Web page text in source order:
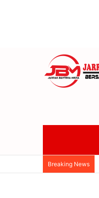
Breaking News